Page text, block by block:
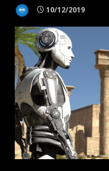
10/12/2019